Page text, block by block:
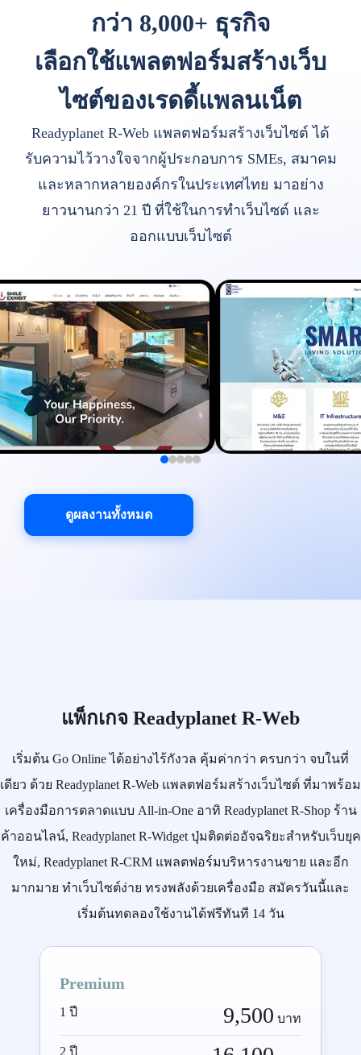
กว่า 8,000+ ธุรกิจ
เลือกใช้แพลตฟอร์มสร้างเว็บ
ไซต์ของเรดดี้แพลนเน็ต
Readyplanet R-Web แพลตฟอร์มสร้างเว็บไซต์ ได้
รับความไว้วางใจจากผู้ประกอบการ SMEs, สมาคม
และหลากหลายองค์กรในประเทศไทย มาอย่าง
ยาวนานกว่า 21 ปี ที่ใช้ในการทำเว็บไซต์ และ
ออกแบบเว็บไซต์
ดูผลงานทั้งหมด
แพ็กเกจ Readyplanet R-Web
เริ่มต้น Go Onlineได้อย่างไร้กังวล คุ้มค่ากว่า ครบกว่า จบในที่
เดียว ด้วย Readyplanet R-Web แพลตฟอร์มสร้างเว็บไซต์ ที่มาพร้อม
เครื่องมือการตลาดแบบ All-in-Oneอาทิ Readyplanet R-Shopร้าน
ค้าออนไลน์, Readyplanet R-Widgetปุ่มติดต่ออัจฉริยะสำหรับเว็บยุค
ใหม่, Readyplanet R-CRMแพลตฟอร์มบริหารงานขาย และอีก
มากมาย ทำเว็บไซต์ง่าย ทรงพลังด้วยเครื่องมือ สมัครวันนี้และ
เริ่มต้นทดลองใช้งานได้ฟรีทันที 14 วัน
Premium
1 ปี 9,500 บาท
2 ปี